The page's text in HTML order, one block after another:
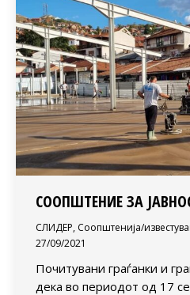
СООПШТЕНИЕ ЗА
СЛИДЕР, Соопштенија/
27/09/2021
Почитувани граѓанки и
дека во периодот од 17